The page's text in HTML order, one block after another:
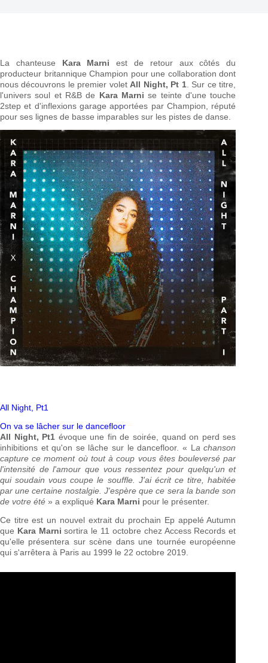
La chanteuse Kara Marni est de retour aux côtés du
producteur britannique Champion pour une collaboration dont
nous découvrons le premier volet All Night, Pt 1. Sur ce titre,
l'univers soul et R&B de Kara Marni se teinte d'une touche
2step et d'inflexions garage apportées par Champion, réputé
pour ses lignes de basse imparables sur les pistes de danse.
All Night, Pt1
On va se lâcher sur le dancefloor
All Night, Pt1 évoque une fin de soirée, quand on perd ses
inhibitions et qu'on se lâche sur le dancefloor. « L a chanson
capture ce moment où tout à coup vous êtes bouleversé par
l'intensité de l'amour que vous ressentez pour quelqu'un et
qui soudain vous coupe le souffle. J'ai écrit ce titre, habitée
par une certaine nostalgie. J'espère que ce sera la bande son
de votre été » a expliqué Kara Marni pour le présenter.
Ce titre est un nouvel extrait du prochain Ep appelé Autumn
que Kara Marni sortira le 11 octobre chez Access Records et
qu'elle présentera sur scène dans une tournée européenne
qui s'arrêtera à Paris au 1999 le 22 octobre 2019.